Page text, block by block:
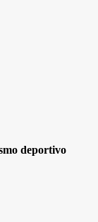
deportivo